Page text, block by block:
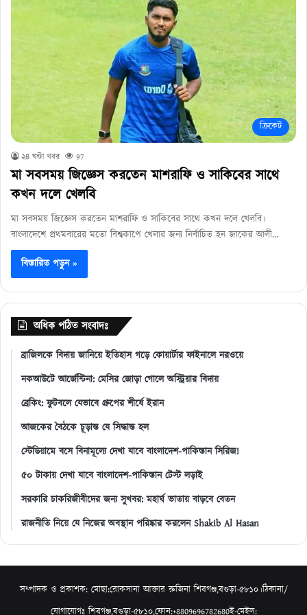
ক্রিকেট
২৪ ঘন্টা খবর 97
মা সবসময় জিজ্ঞেস করতেন মাশরাফি ও সাকিবের সাথে
কখন দলে খেলবি
মা সবসময় জিজ্ঞেস করতেন মাশরাফি ও সাকিবের সাথে কখন দলে খেলবি।
বাংলাদেশে প্রথমবারের মতো বিশ্বকাপে খেলার জন্য নির্বাচিত হন জাকের আলী…
বিস্তারিত পড়ুন »
অধিক পঠিত সংবাদঃ
ব্রাজিলকে বিদায় জানিয়ে ইতিহাস গড়ে কোয়ার্টার ফাইনালে নরওয়ে
নকআউটে আর্জেন্টিনা: মেসির জোড়া গোলে অস্ট্রিয়ার বিদায়
ব্রেকিং: ফুটবলে যেভাবে গ্রুপের শীর্ষে ইরান
আজকের বৈঠকে চূড়ান্ত যে সিদ্ধান্ত হল
স্টেডিয়ামে বসে বিনামূল্যে দেখা যাবে বাংলাদেশ-পাকিস্তান সিরিজ!
৫০ টাকায় দেখা যাবে বাংলাদেশ-পাকিস্তান টেস্ট লড়াই
সরকারি চাকরিজীবীদের জন্য সুখবর: মহার্ঘ ভাতায় বাড়বে বেতন
রাজনীতি নিয়ে যে নিজের অবস্থান পরিষ্কার করলেন Shakib Al Hasan
সম্পাদক ও প্রকাশক: মোছা:রোকসানা আক্তার রুজিনা শিবগঞ্জ,বগুড়া-৫৮১০।ঠিকানা/
যোগাযোগঃ শিবগঞ্জ,বগুড়া-৫৮১০,ফোন:+8809696782680ই-মেইল: